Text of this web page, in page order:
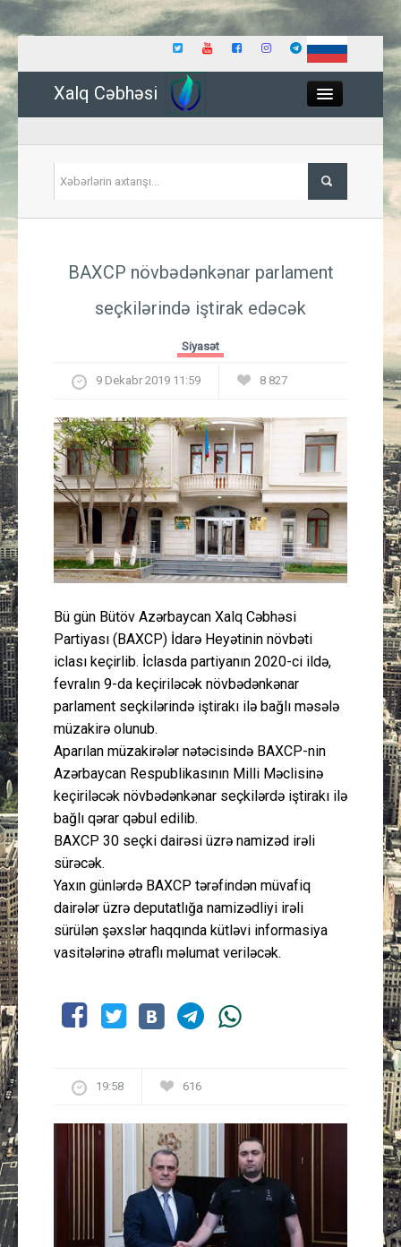
Xalq Cəbhəsi
İqtisadiyyat
Güney Azərbaycan
Mədəniyyət
Müsahibə
İdman
Peşə etikası
Əlaqə
BAXCP növbədənkənar parlament
seçkilərində iştirak edəcək
Siyasət
9 Dekabr 2019 11:59 8 827
Bü gün Bütöv Azərbaycan Xalq Cəbhəsi
Partiyası (BAXCP) İdarə Heyətinin növbəti
iclası keçirlib. İclasda partiyanın 2020-ci ildə,
fevralın 9-da keçiriləcək növbədənkənar
parlament seçkilərində iştirakı ilə bağlı məsələ
müzakirə olunub.
Aparılan müzakirələr nətəcisində BAXCP-nin
Azərbaycan Respublikasının Milli Məclisinə
keçiriləcək növbədənkənar seçkilərdə iştirakı ilə
bağlı qərar qəbul edilib.
BAXCP 30 seçki dairəsi üzrə namizəd irəli
sürəcək.
Yaxın günlərdə BAXCP tərəfindən müvafiq
dairələr üzrə deputatlığa namizədliyi irəli
sürülən şəxslər haqqında kütləvi informasiya
vasitələrinə ətraflı məlumat veriləcək.
19:58 616